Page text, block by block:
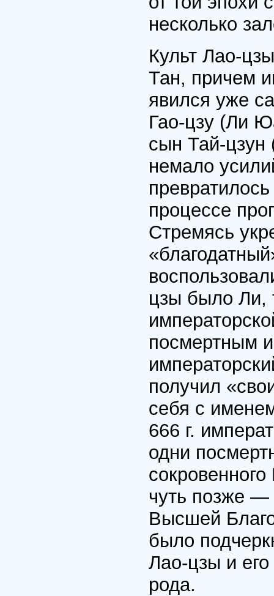
несколько
Культ Лао-
Тан, причем
явился уже
Гао-цзу (Ли
сын Тай-цзун
немало
процессе
Стремясь
цзы было Ли,
посмертным
получил
себя с
666 г.
одни
чуть позже —
Высшей
было
Лао-цзы и его
рода.